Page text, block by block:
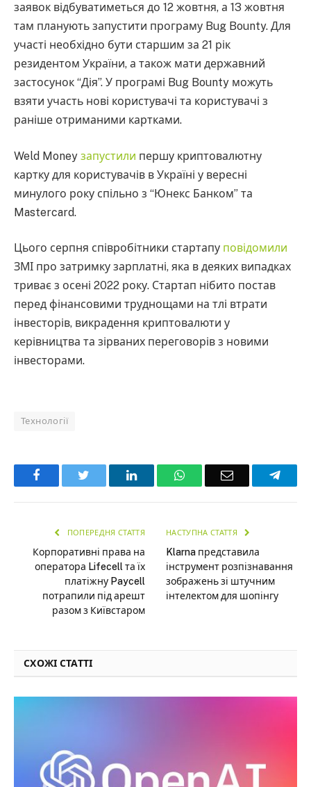
заявок відбуватиметься до 12 жовтня, а 13 жовтня
там планують запустити програму Bug Bounty. Для
участі необхідно бути старшим за 21 рік
резидентом України, а також мати державний
застосунок “Дія”. У програмі Bug Bounty можуть
взяти участь нові користувачі та користувачі з
раніше отриманими картками.
Weld Money запустили першу криптовалютну
картку для користувачів в Україні у вересні
минулого року спільно з “Юнекс Банком” та
Mastercard.
Цього серпня співробітники стартапу повідомили
ЗМІ про затримку зарплатні, яка в деяких випадках
триває з осені 2022 року. Стартап нібито постав
перед фінансовими труднощами на тлі втрати
інвесторів, викрадення криптовалюти у
керівництва та зірваних переговорів з новими
інвесторами.
Технології
Facebook LinkedInWhatsAppEmail
ПОПЕРЕДНЯ СТАТТЯ
Корпоративні права на
оператора Lifecell та їх
платіжну Paycell
потрапили під арешт
разом з Київстаром
НАСТУПНА СТАТТЯ
Klarna представила
інструмент розпізнавання
зображень зі штучним
інтелектом для шопінгу
СХОЖІ СТАТТІ